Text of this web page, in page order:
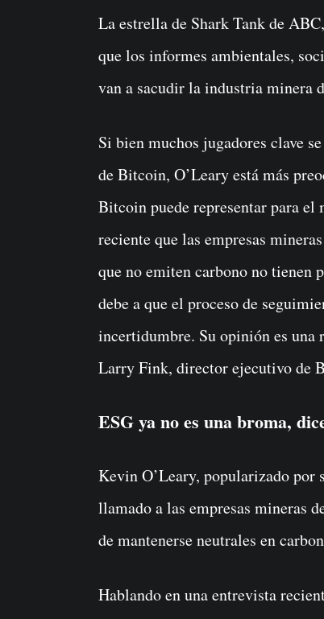
La estrella de Shark Tank de ABC, Kevin O’Leary, ha hecho sonar una advertencia de
que los informes ambientales,
van a sacudir la industria minera
Si bien muchos jugadores clave
de Bitcoin, O’Leary está más
Bitcoin puede representar para el
reciente que las empresas
que no emiten carbono no tienen
debe a que el proceso de
incertidumbre. Su opinión es una
Larry Fink, director ejecutivo de
ESG ya no es una broma,
Kevin O’Leary, popularizado por
llamado a las empresas mineras
de mantenerse neutrales en
Hablando en una entrevista